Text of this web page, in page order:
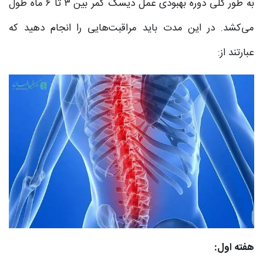
به طور کلی دوره بهبودی عمل دیسک کمر بین ۳ تا ۶ ماه طول
می‌کشد. در این مدت باید مراقبت‌هایی را انجام دهید که
عبارتند از:
هفته اول: